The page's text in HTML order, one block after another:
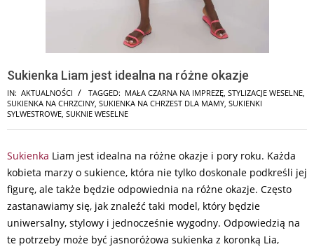
Sukienka Liam jest idealna na różne okazje
IN: AKTUALNOŚCI TAGGED: MAŁA CZARNA NA IMPREZĘ, STYLIZACJE WESELNE,
SUKIENKA NA CHRZCINY, SUKIENKA NA CHRZEST DLA MAMY, SUKIENKI
SYLWESTROWE, SUKNIE WESELNE
Sukienka Liam jest idealna na różne okazje i pory roku. Każda
kobieta marzy o sukience, która nie tylko doskonale podkreśli jej
figurę, ale także będzie odpowiednia na różne okazje. Często
zastanawiamy się, jak znaleźć taki model, który będzie
uniwersalny, stylowy i jednocześnie wygodny. Odpowiedzią na
te potrzeby może być jasnoróżowa sukienka z koronką Lia,